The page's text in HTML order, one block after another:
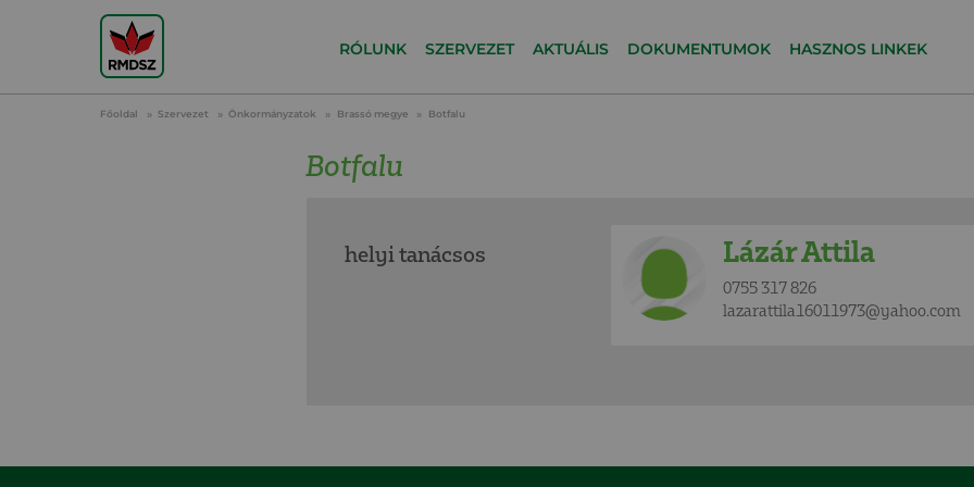
RÓLUNK SZERVEZET AKTUÁLIS DOKUMENTUMOK HASZNOS LINKEK
Főoldal Szervezet Önkormányzatok Brassó megye Botfalu
Botfalu
helyi tanácsos Lázár Attila
0755 317 826
lazarattila16011973@yahoo.com